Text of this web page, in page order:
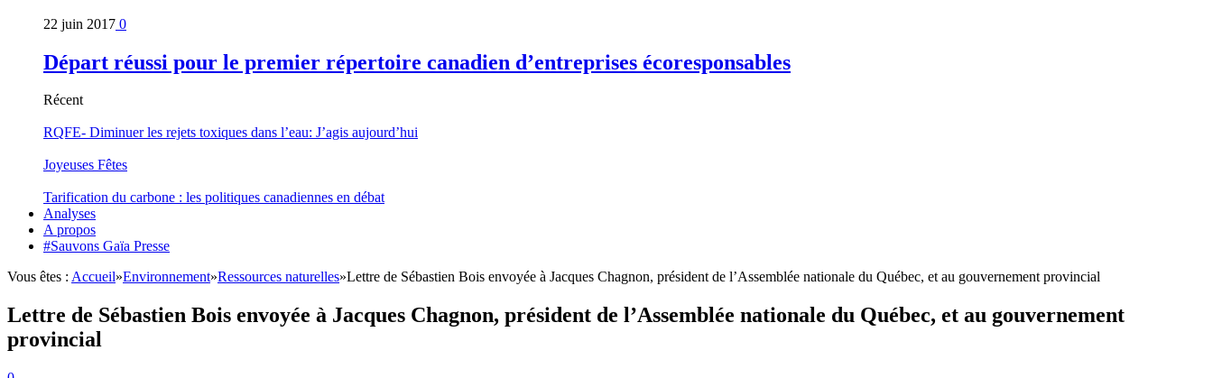
22 juin 2017 0
Départ réussi pour le premier répertoire canadien d’entreprises écoresponsables
Récent
RQFE- Diminuer les rejets toxiques dans l’eau: J’agis aujourd’hui
Joyeuses Fêtes
Tarification du carbone : les politiques canadiennes en débat
Analyses
A propos
#Sauvons Gaïa Presse
Vous êtes : Accueil»Environnement»Ressources naturelles»Lettre de Sébastien Bois envoyée à Jacques Chagnon, président de l’Assemblée nationale du Québec, et au gouvernement provincial
Lettre de Sébastien Bois envoyée à Jacques Chagnon, président de l’Assemblée nationale du Québec, et au gouvernement
provincial